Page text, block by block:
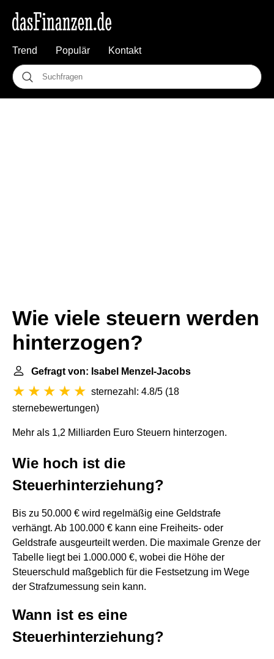
Trend Populär Kontakt
Wie viele steuern werden
hinterzogen?
Gefragt von: Isabel Menzel-Jacobs
sternezahl: 4.8/5 (18
sternebewertungen)
Mehr als 1,2 Milliarden Euro Steuern hinterzogen.
Wie hoch ist die
Steuerhinterziehung?
Bis zu 50.000 € wird regelmäßig eine Geldstrafe
verhängt. Ab 100.000 € kann eine Freiheits- oder
Geldstrafe ausgeurteilt werden. Die maximale Grenze der
Tabelle liegt bei 1.000.000 €, wobei die Höhe der
Steuerschuld maßgeblich für die Festsetzung im Wege
der Strafzumessung sein kann.
Wann ist es eine
Steuerhinterziehung?